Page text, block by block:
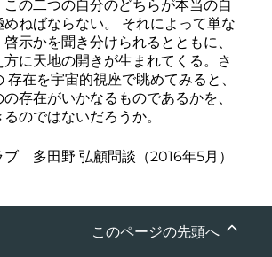
この二つの自分のどちらが本当の自
ねばならない。 それによって単な
示かを聞き分けられるとともに、
に天地の開きが生まれてくる。さ
存在を宇宙的視座で眺めてみると、
存在がいかなるものであるかを、
のではないだろうか。
ブ 多田野 弘顧問談（2016年5月）
このページの先頭へ